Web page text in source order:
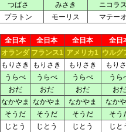
つばさ
みさき
ニコラ
プラトン
モーリス マテー
全日本 全日本 全日本
全日
オランダ フランス1 アメリカ1 ウルグ
もりさき もりさき もりさき もり
うらべ うらべ うらべ
うら
おだ
おだ おだ
おだ
なかやま
なかやま なかやま
なか
そうだ
そうだ そうだ
そう
じとう じとう じとう
じと